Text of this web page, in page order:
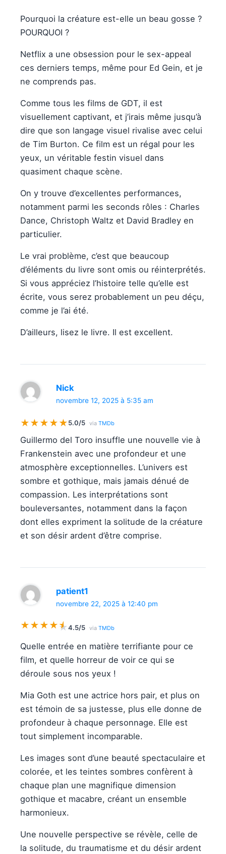
Pourquoi la créature est-elle un beau gosse ?
POURQUOI ?
Netflix a une obsession pour le sex-appeal
ces derniers temps, même pour Ed Gein, et je
ne comprends pas.
Comme tous les films de GDT, il est
visuellement captivant, et j’irais même jusqu’à
dire que son langage visuel rivalise avec celui
de Tim Burton. Ce film est un régal pour les
yeux, un véritable festin visuel dans
quasiment chaque scène.
On y trouve d’excellentes performances,
notamment parmi les seconds rôles : Charles
Dance, Christoph Waltz et David Bradley en
particulier.
Le vrai problème, c’est que beaucoup
d’éléments du livre sont omis ou réinterprétés.
Si vous appréciez l’histoire telle qu’elle est
écrite, vous serez probablement un peu déçu,
comme je l’ai été.
D’ailleurs, lisez le livre. Il est excellent.
Nick
novembre 12, 2025 à 5:35 am
★★★★★5.0/5 via TMDb
Guillermo del Toro insuffle une nouvelle vie à
Frankenstein avec une profondeur et une
atmosphère exceptionnelles. L’univers est
sombre et gothique, mais jamais dénué de
compassion. Les interprétations sont
bouleversantes, notamment dans la façon
dont elles expriment la solitude de la créature
et son désir ardent d’être comprise.
patient1
novembre 22, 2025 à 12:40 pm
★★★★★
★4.5/5 via TMDb
Quelle entrée en matière terrifiante pour ce
film, et quelle horreur de voir ce qui se
déroule sous nos yeux !
Mia Goth est une actrice hors pair, et plus on
est témoin de sa justesse, plus elle donne de
profondeur à chaque personnage. Elle est
tout simplement incomparable.
Les images sont d’une beauté spectaculaire et
colorée, et les teintes sombres confèrent à
chaque plan une magnifique dimension
gothique et macabre, créant un ensemble
harmonieux.
Une nouvelle perspective se révèle, celle de
la solitude, du traumatisme et du désir ardent